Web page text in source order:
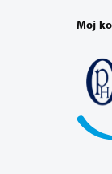
Moj